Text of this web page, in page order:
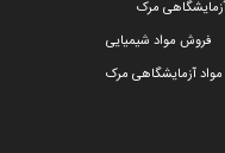
مرک
فروش مواد شیمیایی
مواد آزمایشگاهی مرک